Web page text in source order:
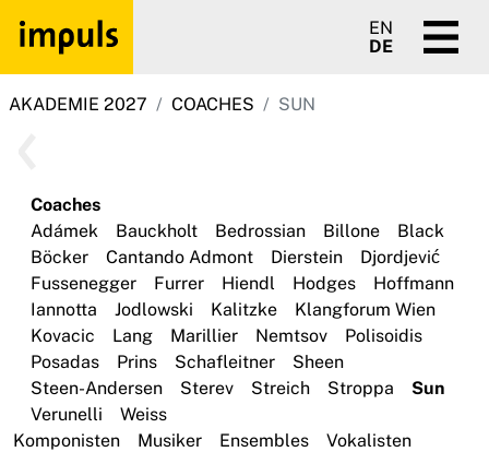
EN
DE
AKADEMIE 2027 COACHES SUN
Coaches
Adámek
Bauckholt Bedrossian Billone
Black
Böcker
Cantando Admont Dierstein
Djordjević
Fussenegger
Furrer Hiendl Hodges
Hoffmann
Iannotta
Jodlowski Kalitzke
Klangforum Wien
Kovacic
Lang Marillier Nemtsov
Polisoidis
Posadas
Prins Schafleitner
Sheen
Steen-Andersen
Sterev Streich Stroppa
Sun
Verunelli
Weiss
Komponisten
Musiker Ensembles
Vokalisten